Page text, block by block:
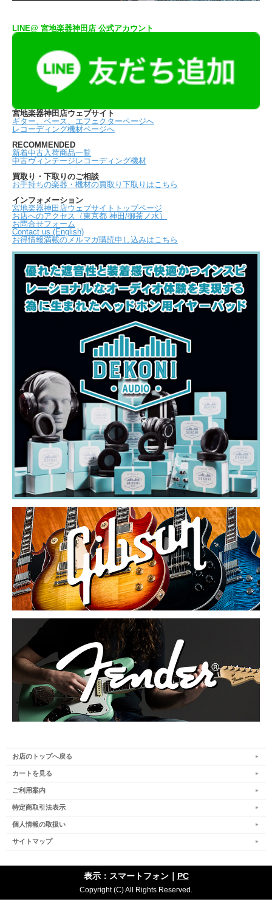
LINE@ 宮地楽器神田店 公式アカウント
宮地楽器神田店ウェブサイト
ギター、ベース、エフェクターページへ
レコーディング機材ページへ
RECOMMENDED
新着中古入荷商品一覧
中古ヴィンテージレコーディング機材
買取り・下取りのご相談
お手持ちの楽器・機材の買取り下取りはこちら
インフォメーション
宮地楽器神田店ウェブサイトトップページ
お店へのアクセス（東京都 神田/御茶ノ水）
お問合せフォーム
Contact us (English)
お得情報満載のメルマガ購読申し込みはこちら
お店のトップへ戻る
カートを見る
ご利用案内
特定商取引法表示
個人情報の取扱い
サイトマップ
表示：スマートフォン｜ PC
Copyright (C) All Rights Reserved.